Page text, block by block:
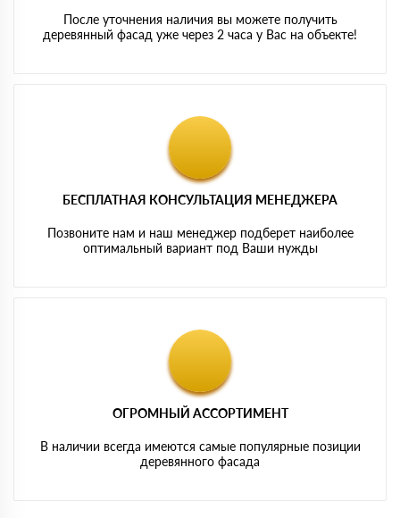
После уточнения наличия вы можете получить
деревянный фасад уже через 2 часа у Вас на объекте!
БЕСПЛАТНАЯ КОНСУЛЬТАЦИЯ МЕНЕДЖЕРА
Позвоните нам и наш менеджер подберет наиболее
оптимальный вариант под Ваши нужды
ОГРОМНЫЙ АССОРТИМЕНТ
В наличии всегда имеются самые популярные позиции
деревянного фасада